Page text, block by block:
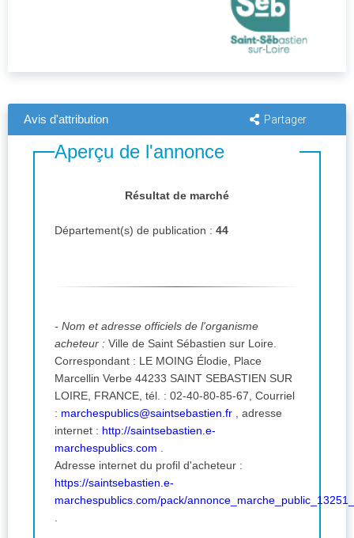
Avis d'attribution Partager
Aperçu de l'annonce
Résultat de marché
Département(s) de publication : 44
- Nom et adresse officiels de l'organisme
acheteur : Ville de Saint Sébastien sur Loire.
Correspondant : LE MOING Élodie, Place
Marcellin Verbe 44233 SAINT SEBASTIEN SUR
LOIRE, FRANCE, tél. : 02-40-80-85-67, Courriel
: marchespublics@saintsebastien.fr , adresse
internet : http://saintsebastien.e-
marchespublics.com .
Adresse internet du profil d'acheteur :
https://saintsebastien.e-
marchespublics.com/pack/
.